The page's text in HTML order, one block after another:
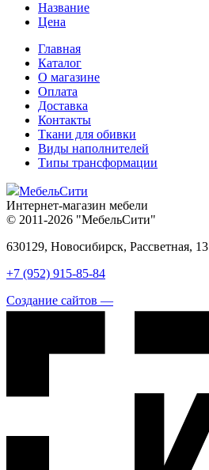
Название
Цена
Главная
Каталог
О магазине
Оплата
Доставка
Контакты
Ткани для обивки
Виды наполнителей
Типы трансформации
МебельСити
Интернет-магазин мебели
© 2011-2026 "МебельСити"
630129, Новосибирск, Рассветная, 13
+7 (952) 915-85-84
Создание сайтов —